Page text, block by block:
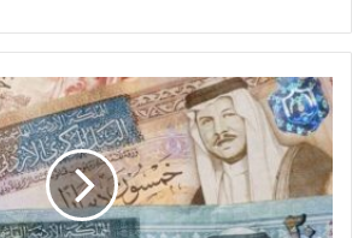
ط
ل
ب
م
ت
ز